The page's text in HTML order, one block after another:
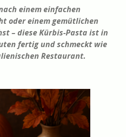
einem einfachen
oder einem gemütlichen
– diese Kürbis-Pasta ist in
fertig und schmeckt wie
Restaurant.